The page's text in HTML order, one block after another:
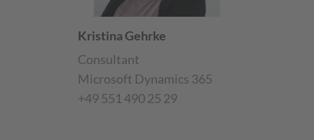
Kristina Gehrke
Consultant
Microsoft Dynamics 365
+49 551 490 25 29